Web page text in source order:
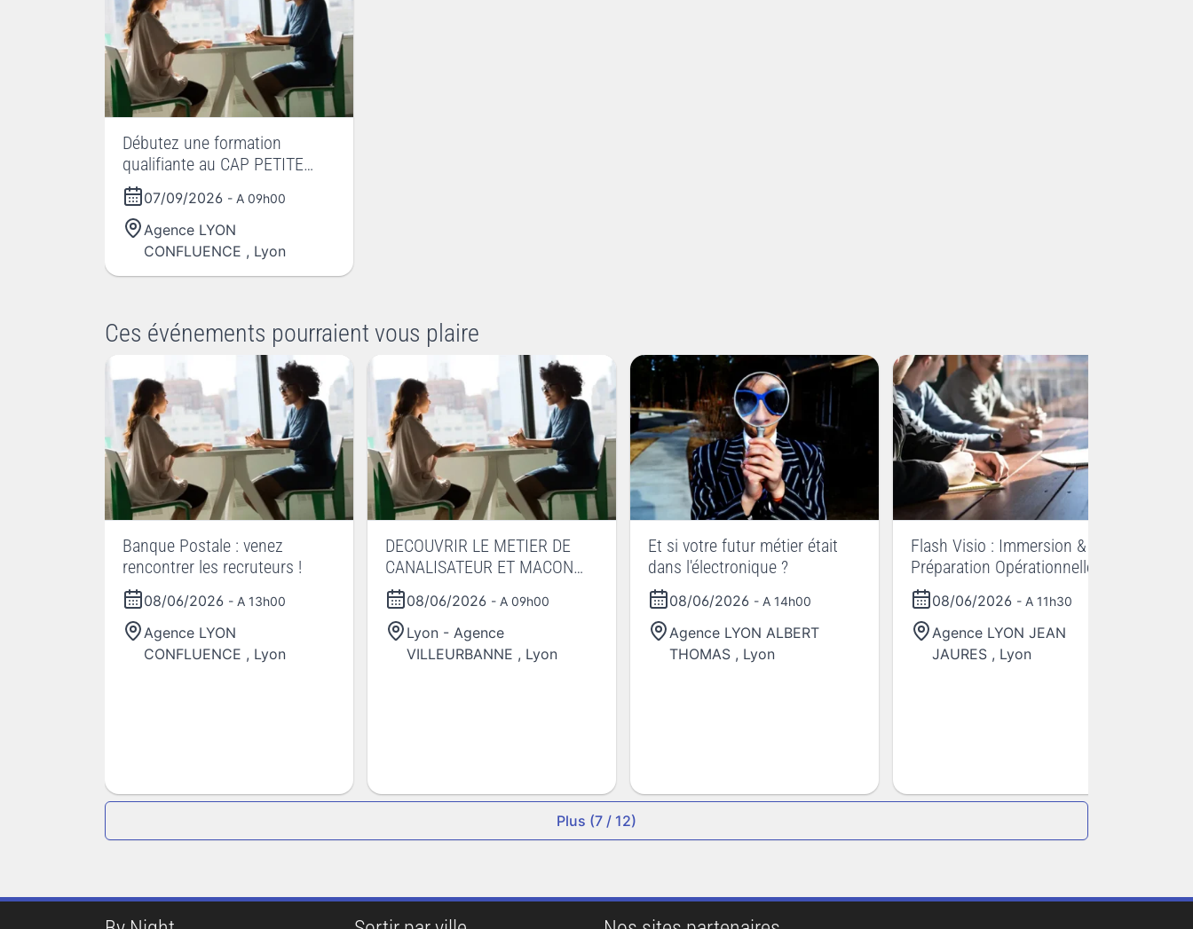
Débutez une formation
qualifiante au CAP PETITE
ENFANCE AEPE début
septembre 2026!
07/09/2026 - A 09h00
Agence LYON
CONFLUENCE , Lyon
Ces événements pourraient vous plaire
Banque Postale : venez
rencontrer les recruteurs !
08/06/2026 - A 13h00
Agence LYON
CONFLUENCE , Lyon
DECOUVRIR LE METIER DE
CANALISATEUR ET MACON
VRD
08/06/2026 - A 09h00
Lyon - Agence
VILLEURBANNE , Lyon
Et si votre futur métier était
dans l'électronique ?
08/06/2026 - A 14h00
Agence LYON ALBERT
THOMAS , Lyon
Flash Visio : Immersion &
Préparation Opérationnelle à
l'Emploi ! Spécial
accompagnement intensif -
Lyon 7
08/06/2026 - A 11h30
Agence LYON JEAN
JAURES , Lyon
Plus (7 / 12)